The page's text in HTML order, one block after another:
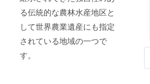
る伝統的な農林水産地区と
して世界農業遺産にも指定
されている地域の一つで
す。